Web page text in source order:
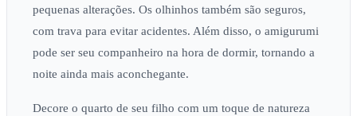
pequenas alterações. Os olhinhos também são seguros,
com trava para evitar acidentes. Além disso, o amigurumi
pode ser seu companheiro na hora de dormir, tornando a
noite ainda mais aconchegante.
Decore o quarto de seu filho com um toque de natureza